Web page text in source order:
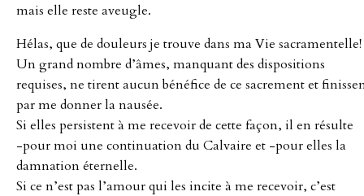
mais elle reste aveugle.
Hélas, que de douleurs je trouve dans ma Vie sacramentelle!
Un grand nombre d’âmes, manquant des dispositions
requises, ne tirent aucun bénéfice de ce sacrement et
par me donner la nausée.
Si elles persistent à me recevoir de cette façon, il en résulte
-pour moi une continuation du Calvaire et -pour elles la
damnation éternelle.
Si ce n’est pas l’amour qui les incite à me recevoir, c’est